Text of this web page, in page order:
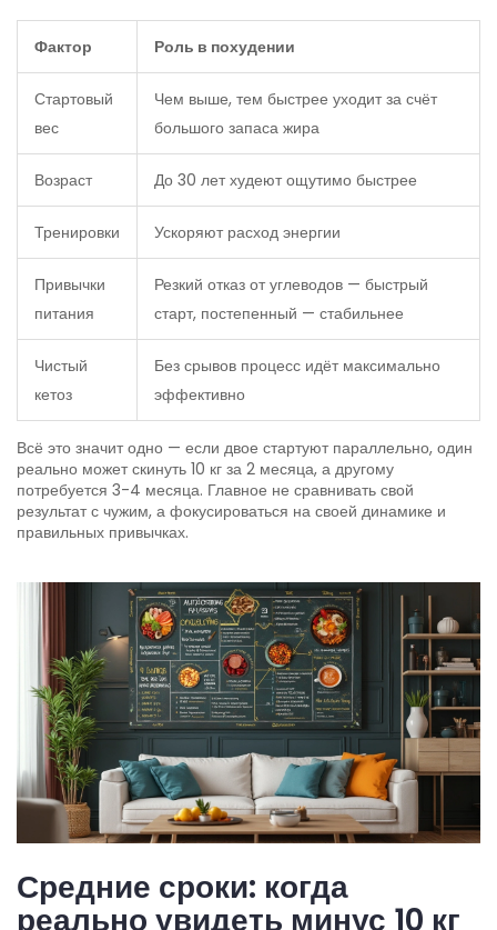
Фактор Роль в похудении
Стартовый
вес
Чем выше, тем быстрее уходит за счёт
большого запаса жира
Возраст До 30 лет худеют ощутимо быстрее
Тренировки Ускоряют расход энергии
Привычки
питания
Резкий отказ от углеводов — быстрый
старт, постепенный — стабильнее
Чистый
кетоз
Без срывов процесс идёт максимально
эффективно
Всё это значит одно — если двое стартуют параллельно, один
реально может скинуть 10 кг за 2 месяца, а другому
потребуется 3-4 месяца. Главное не сравнивать свой
результат с чужим, а фокусироваться на своей динамике и
правильных привычках.
Средние сроки: когда
реально увидеть минус 10 кг